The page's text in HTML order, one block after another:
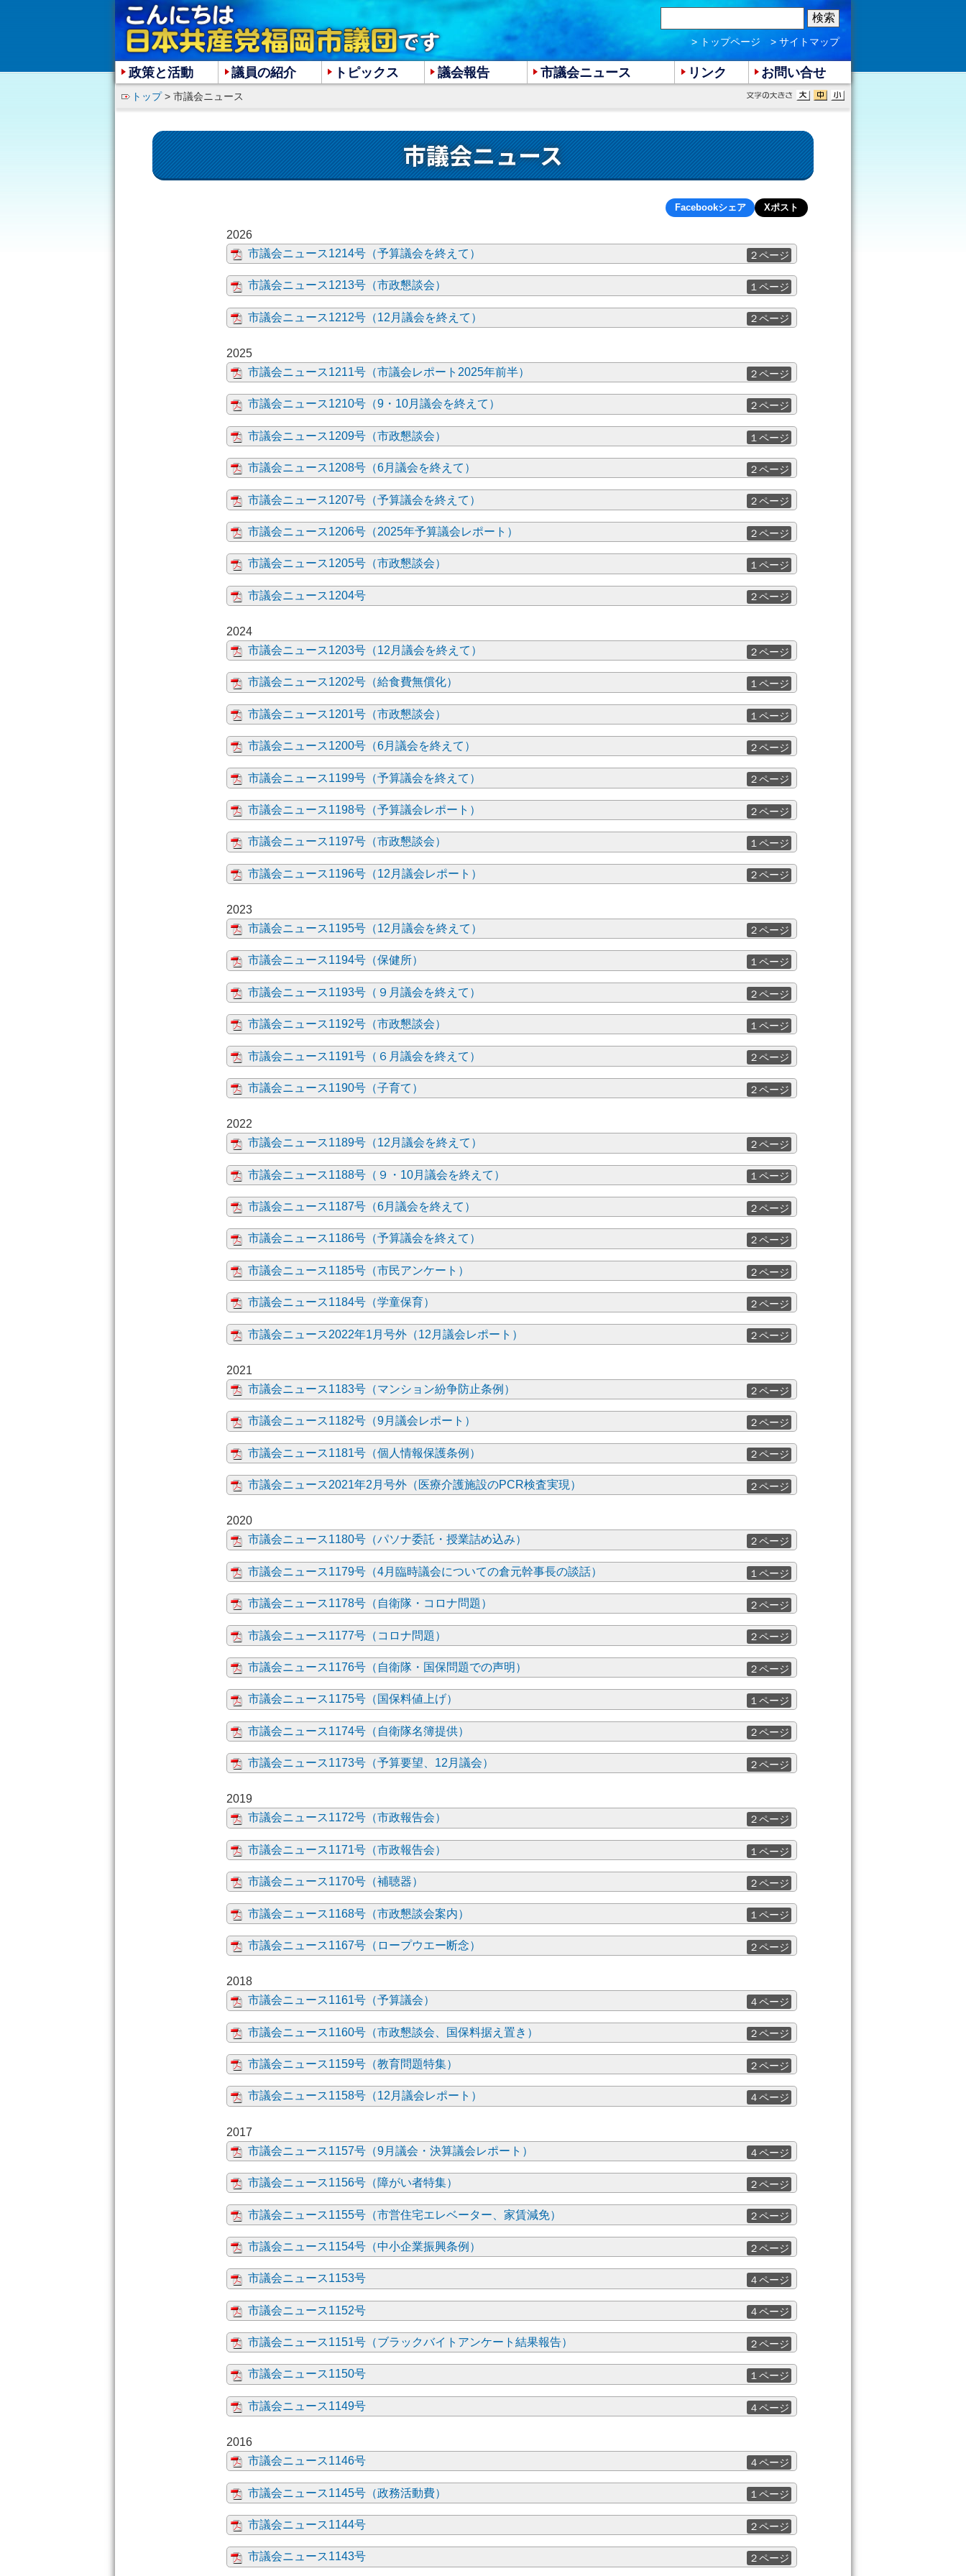
トップ> 市議会ニュース
市議会ニュース
Facebookシェア Xポスト
市議会ニュース1214号（予算議会を終えて） ２ページ
市議会ニュース1213号（市政懇談会） １ページ
市議会ニュース1212号（12月議会を終えて） ２ページ
市議会ニュース1211号（市議会レポート2025年前半） ２ページ
市議会ニュース1210号（9・10月議会を終えて） ２ページ
市議会ニュース1209号（市政懇談会） １ページ
市議会ニュース1208号（6月議会を終えて） ２ページ
市議会ニュース1207号（予算議会を終えて） ２ページ
市議会ニュース1206号（2025年予算議会レポート） ２ページ
市議会ニュース1205号（市政懇談会） １ページ
市議会ニュース1204号 ２ページ
市議会ニュース1203号（12月議会を終えて） ２ページ
市議会ニュース1202号（給食費無償化） １ページ
市議会ニュース1201号（市政懇談会） １ページ
市議会ニュース1200号（6月議会を終えて） ２ページ
市議会ニュース1199号（予算議会を終えて） ２ページ
市議会ニュース1198号（予算議会レポート） ２ページ
市議会ニュース1197号（市政懇談会） １ページ
市議会ニュース1196号（12月議会レポート） ２ページ
市議会ニュース1195号（12月議会を終えて） ２ページ
市議会ニュース1194号（保健所） １ページ
市議会ニュース1193号（９月議会を終えて） ２ページ
市議会ニュース1192号（市政懇談会） １ページ
市議会ニュース1191号（６月議会を終えて） ２ページ
市議会ニュース1190号（子育て） ２ページ
市議会ニュース1189号（12月議会を終えて） ２ページ
市議会ニュース1188号（９・10月議会を終えて） １ページ
市議会ニュース1187号（6月議会を終えて） ２ページ
市議会ニュース1186号（予算議会を終えて） ２ページ
市議会ニュース1185号（市民アンケート） ２ページ
市議会ニュース1184号（学童保育） ２ページ
市議会ニュース2022年1月号外（12月議会レポート） ２ページ
市議会ニュース1183号（マンション紛争防止条例） ２ページ
市議会ニュース1182号（9月議会レポート） ２ページ
市議会ニュース1181号（個人情報保護条例） ２ページ
市議会ニュース2021年2月号外（医療介護施設のPCR検査実現） ２ページ
市議会ニュース1180号（パソナ委託・授業詰め込み） ２ページ
市議会ニュース1179号（4月臨時議会についての倉元幹事長の談話） １ページ
市議会ニュース1178号（自衛隊・コロナ問題） ２ページ
市議会ニュース1177号（コロナ問題） ２ページ
市議会ニュース1176号（自衛隊・国保問題での声明） ２ページ
市議会ニュース1175号（国保料値上げ） １ページ
市議会ニュース1174号（自衛隊名簿提供） ２ページ
市議会ニュース1173号（予算要望、12月議会） ２ページ
市議会ニュース1172号（市政報告会） ２ページ
市議会ニュース1171号（市政報告会） １ページ
市議会ニュース1170号（補聴器） ２ページ
市議会ニュース1168号（市政懇談会案内） １ページ
市議会ニュース1167号（ロープウエー断念） ２ページ
市議会ニュース1161号（予算議会） ４ページ
市議会ニュース1160号（市政懇談会、国保料据え置き） ２ページ
市議会ニュース1159号（教育問題特集） ２ページ
市議会ニュース1158号（12月議会レポート） ４ページ
市議会ニュース1157号（9月議会・決算議会レポート） ４ページ
市議会ニュース1156号（障がい者特集） ２ページ
市議会ニュース1155号（市営住宅エレベーター、家賃減免） ２ページ
市議会ニュース1154号（中小企業振興条例） ２ページ
市議会ニュース1153号 ４ページ
市議会ニュース1152号 ４ページ
市議会ニュース1151号（ブラックバイトアンケート結果報告） ２ページ
市議会ニュース1150号 １ページ
市議会ニュース1149号 ４ページ
市議会ニュース1146号 ４ページ
市議会ニュース1145号（政務活動費） １ページ
市議会ニュース1144号 ２ページ
市議会ニュース1143号 ２ページ
政策と活動 議員の紹介 トピックス 議会報告 市議会ニュース リンク お問い合せ
> トップページ > サイトマップ